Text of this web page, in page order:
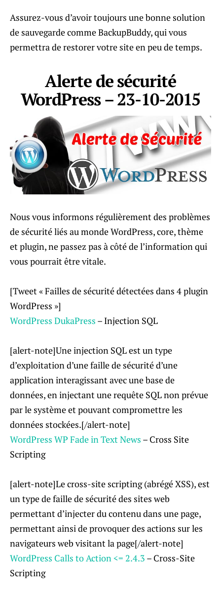
Assurez-vous d’avoir toujours une bonne solution
de sauvegarde comme BackupBuddy, qui vous
permettra de restorer votre site en peu de temps.
Alerte de sécurité
WordPress – 23-10-2015
Nous vous informons régulièrement des problèmes
de sécurité liés au monde WordPress, core, thème
et plugin, ne passez pas à côté de l’information qui
vous pourrait être vitale.
[Tweet « Failles de sécurité détectées dans 4 plugin
WordPress »]
WordPress DukaPress – Injection SQL
[alert-note]Une injection SQL est un type
d’exploitation d’une faille de sécurité d’une
application interagissant avec une base de
données, en injectant une requête SQL non prévue
par le système et pouvant compromettre les
données stockées.[/alert-note]
WordPress WP Fade in Text News – Cross Site
Scripting
[alert-note]Le cross-site scripting (abrégé XSS), est
un type de faille de sécurité des sites web
permettant d’injecter du contenu dans une page,
permettant ainsi de provoquer des actions sur les
navigateurs web visitant la page[/alert-note]
WordPress Calls to Action <= 2.4.3 – Cross-Site
Scripting